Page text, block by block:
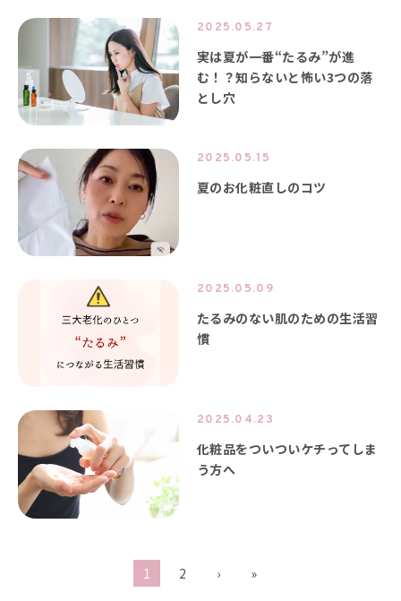
2025.05.27
実は夏が一番“たるみ”が進
む！？知らないと怖い3つの落
とし穴
2025.05.15
夏のお化粧直しのコツ
2025.05.09
たるみのない肌のための生活習
慣
2025.04.23
化粧品をついついケチってしま
う方へ
1 2 › »